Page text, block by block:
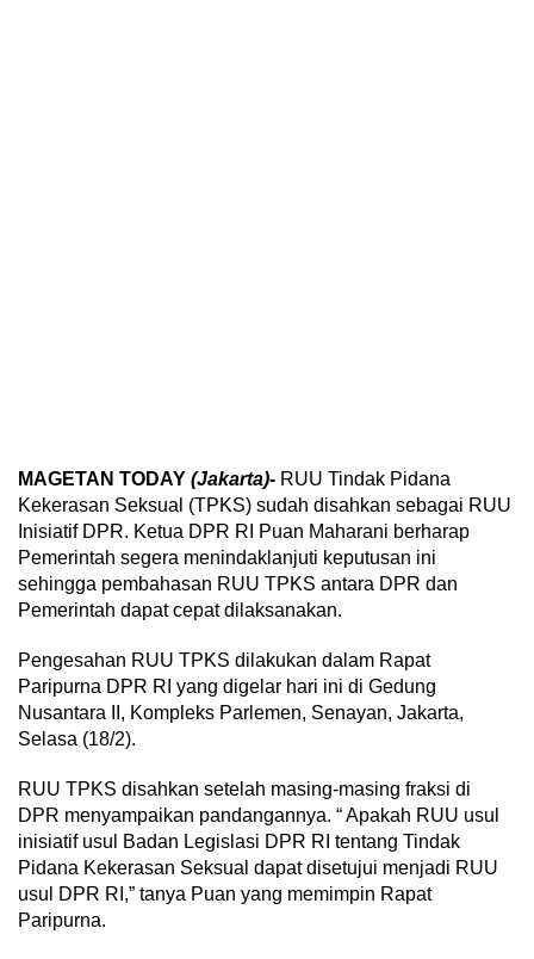
MAGETAN TODAY (Jakarta)- RUU Tindak Pidana
Kekerasan Seksual (TPKS) sudah disahkan sebagai RUU
Inisiatif DPR. Ketua DPR RI Puan Maharani berharap
Pemerintah segera menindaklanjuti keputusan ini
sehingga pembahasan RUU TPKS antara DPR dan
Pemerintah dapat cepat dilaksanakan.
Pengesahan RUU TPKS dilakukan dalam Rapat
Paripurna DPR RI yang digelar hari ini di Gedung
Nusantara II, Kompleks Parlemen, Senayan, Jakarta,
Selasa (18/2).
RUU TPKS disahkan setelah masing-masing fraksi di
DPR menyampaikan pandangannya. “ Apakah RUU usul
inisiatif usul Badan Legislasi DPR RI tentang Tindak
Pidana Kekerasan Seksual dapat disetujui menjadi RUU
usul DPR RI,” tanya Puan yang memimpin Rapat
Paripurna.